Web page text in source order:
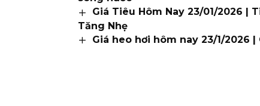
Giá Tiêu Hôm Nay 23/01/2026 |
Tăng Nhẹ
Giá heo hơi hôm nay 23/1/2026